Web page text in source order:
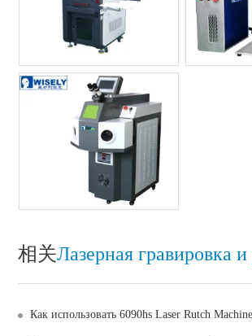
相关Лазерная гравировка и
Как использовать 6090hs Laser Rutch